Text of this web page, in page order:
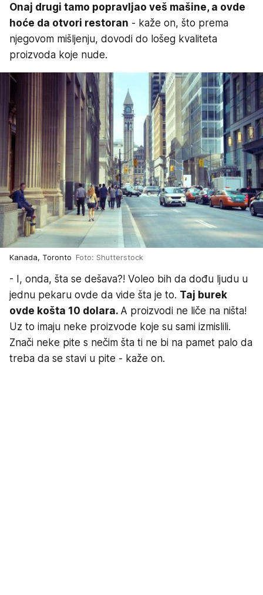
Onaj drugi tamo popravljao veš mašine, a ovde
hoće da otvori restoran - kaže on, što prema
njegovom mišljenju, dovodi do lošeg kvaliteta
proizvoda koje nude.
Kanada, Toronto Foto: Shutterstock
- I, onda, šta se dešava?! Voleo bih da dođu ljudu u
jednu pekaru ovde da vide šta je to. Taj burek
ovde košta 10 dolara. A proizvodi ne liče na ništa!
Uz to imaju neke proizvode koje su sami izmislili.
Znači neke pite s nečim šta ti ne bi na pamet palo da
treba da se stavi u pite - kaže on.